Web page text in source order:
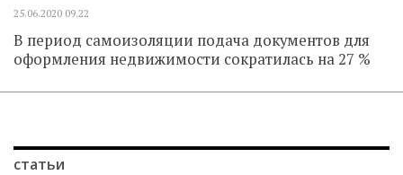
25.06.2020 09.22
В период самоизоляции подача документов для
оформления недвижимости сократилась на 27 %
статьи